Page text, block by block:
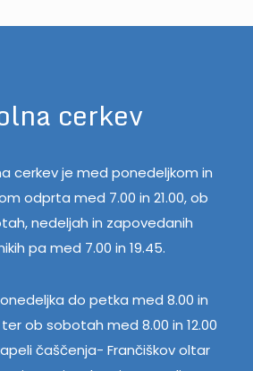
cerkev
cerkev je med ponedeljkom in
odprta med 7.00 in 21.00, ob
nedeljah in zapovedanih
pa med 7.00 in 19.45.
do petka med 8.00 in
ter ob sobotah med 8.00 in 12.00
čaščenja- Frančiškov oltar